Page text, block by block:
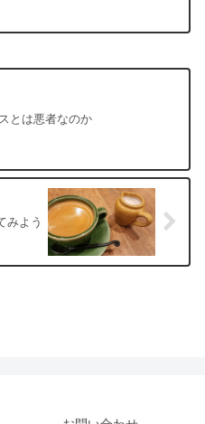
引き金にはならなかった。飲ん
とは悪者なのか
みよう